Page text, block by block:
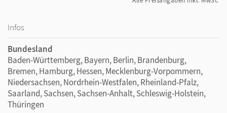
Infos
Bundesland
Baden-Württemberg, Bayern, Berlin, Brandenburg,
Bremen, Hamburg, Hessen, Mecklenburg-Vorpommern,
Niedersachsen, Nordrhein-Westfalen, Rheinland-Pfalz,
Saarland, Sachsen, Sachsen-Anhalt, Schleswig-Holstein,
Thüringen